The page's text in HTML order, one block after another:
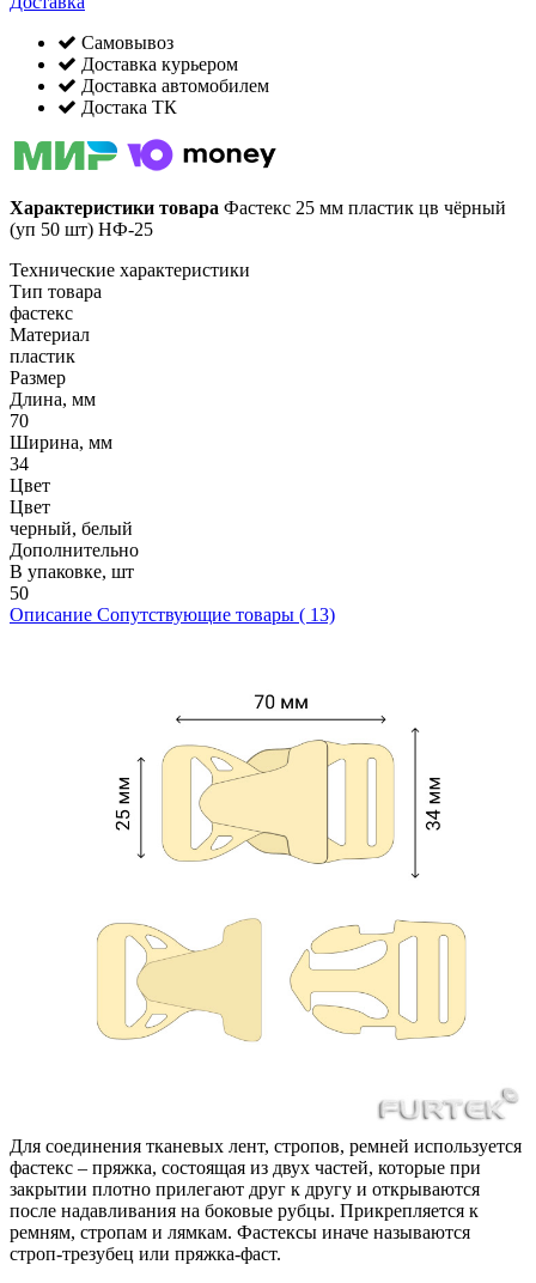
Самовывоз
Доставка курьером
Доставка автомобилем
Достака ТК
Характеристики товара Фастекс 25 мм пластик цв чёрный
(уп 50 шт) НФ-25
Технические характеристики
Тип товара
фастекс
Материал
пластик
Размер
Длина, мм
70
Ширина, мм
34
Цвет
Цвет
черный, белый
Дополнительно
В упаковке, шт
50
Описание Сопутствующие товары ( 13)
Для соединения тканевых лент, стропов, ремней используется
фастекс – пряжка, состоящая из двух частей, которые при
закрытии плотно прилегают друг к другу и открываются
после надавливания на боковые рубцы. Прикрепляется к
ремням, стропам и лямкам. Фастексы иначе называются
строп-трезубец или пряжка-фаст.